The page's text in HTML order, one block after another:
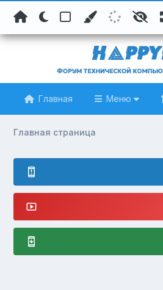
Главная Меню
Главная страница